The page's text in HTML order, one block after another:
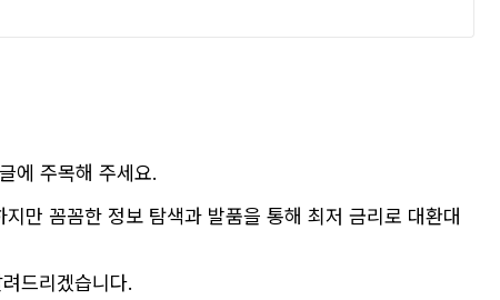
에 주목해 주세요.
만 꼼꼼한 정보 탐색과 발품을 통해 최저 금리로 대환대
드리겠습니다.